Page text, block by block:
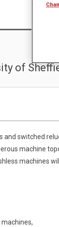
of
and switched
machine
machines